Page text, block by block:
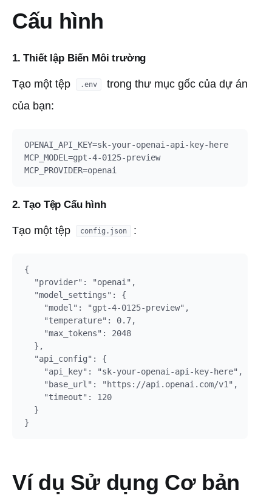
Cấu hình
1. Thiết lập Biến Môi trường
Tạo một tệp .env
trong thư mục gốc của dự án
của bạn:
OPENAI_API_KEY=sk-your-openai-api-key-here
MCP_MODEL=gpt-4-0125-preview
2. Tạo Tệp Cấu hình
Tạo một tệp config.json :
{
  "provider": "openai",
  "model_settings": {
    "model": "gpt-4-0125-preview",
    "temperature": 0.7,
    "max_tokens": 2048
  },
  "api_config": {
    "api_key": "sk-your-openai-api-key-here",
    "base_url": "https://api.openai.com/v1",
    "timeout": 120
  }
Ví dụ Sử dụng Cơ bản